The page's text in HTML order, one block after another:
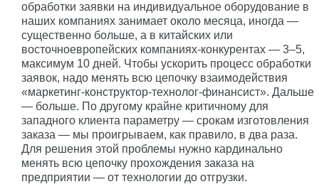
обработки заявки на индивидуальное оборудование в
наших компаниях занимает около месяца, иногда —
существенно больше, а в китайских или
восточноевропейских компаниях-конкурентах — 3–5,
максимум 10 дней. Чтобы ускорить процесс обработки
заявок, надо менять всю цепочку взаимодействия
«маркетинг-конструктор-технолог-финансист». Дальше
— больше. По другому крайне критичному для
западного клиента параметру — срокам изготовления
заказа — мы проигрываем, как правило, в два раза.
Для решения этой проблемы нужно кардинально
менять всю цепочку прохождения заказа на
предприятии — от технологии до отгрузки.